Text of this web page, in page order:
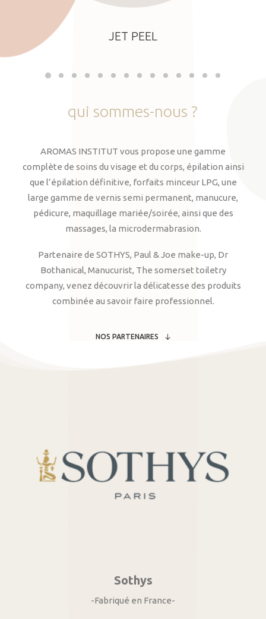
JET PEEL
qui sommes-nous ?
AROMAS INSTITUT vous propose une gamme
complète de soins du visage et du corps, épilation ainsi
que l’épilation définitive, forfaits minceur LPG, une
large gamme de vernis semi permanent, manucure,
pédicure, maquillage mariée/soirée, ainsi que des
massages, la microdermabrasion.
Partenaire de SOTHYS, Paul & Joe make-up, Dr
Bothanical, Manucurist, The somerset toiletry
company, venez découvrir la délicatesse des produits
combinée au savoir faire professionnel.
NOS PARTENAIRES
Sothys
-Fabriqué en France-